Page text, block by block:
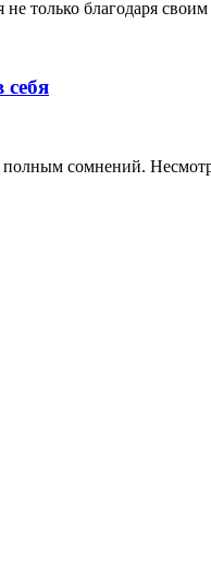
только благодаря своим
сомнений.